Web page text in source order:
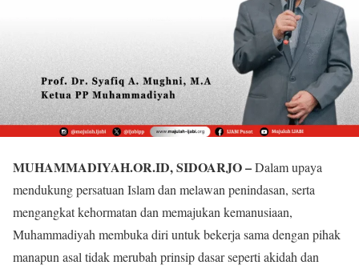
MUHAMMADIYAH.OR.ID, SIDOARJO –Dalam upaya
mendukung persatuan Islam dan melawan penindasan, serta
mengangkat kehormatan dan memajukan kemanusiaan,
Muhammadiyah membuka diri untuk bekerja sama dengan pihak
manapun asal tidak merubah prinsip dasar seperti akidah dan